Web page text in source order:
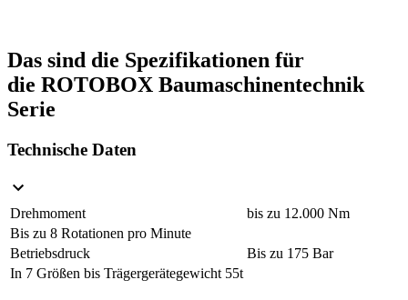
Das sind die Spezifikationen für
die ROTOBOX Baumaschinentechnik
Serie
Technische Daten
Drehmoment
bis zu 12.000 Nm
Bis zu 8 Rotationen pro Minute
Betriebsdruck
Bis zu 175 Bar
In 7 Größen bis Trägergerätegewicht 55t